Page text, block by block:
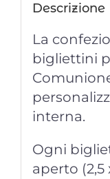
Descrizione
La
bigliettini
interna.
Ogni
aperto (2,5